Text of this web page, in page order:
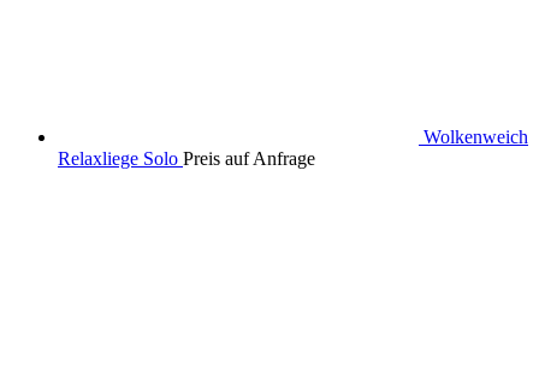
Wolkenweich
Relaxliege Solo Preis auf Anfrage